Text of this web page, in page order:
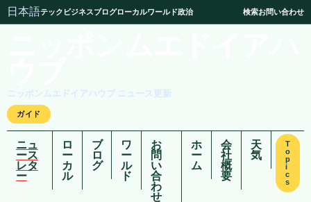
日本語テック ビジネスブログローカルワールド政治 検索お問い合わせ
ニッポンムエドイアハウブ ニュース更新
ガイド
ニュ
ース
レタ
ー
ロ
ー
カ
ル
ブ
ロ
グ
ワ
ー
ル
ド
お
問
い
合
わ
せ
ホ
ー
ム
会
社
概
要
天
気
T
o
p
i
c
s